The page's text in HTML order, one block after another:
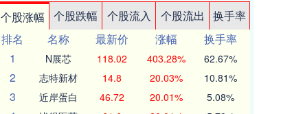
个股涨幅 个股跌幅 个股流入 个股流出
换手率
排名
名称 最新价 涨幅
换手率
1
N展芯 118.02 403.28% 62.67%
2 志特新材 14.8 20.03% 10.81%
3 近岸蛋白 46.72 20.01% 5.08%